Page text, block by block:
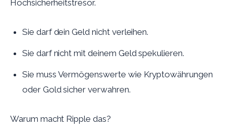
Hochsicherheitstresor.
Sie darf dein Geld nicht verleihen.
Sie darf nicht mit deinem Geld spekulieren.
Sie muss Vermögenswerte wie Kryptowährungen
oder Gold sicher verwahren.
Warum macht Ripple das?